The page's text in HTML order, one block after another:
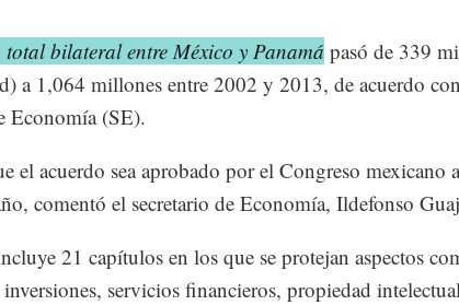
bilateral entre México y Panamá pasó de 339
a 1,064 millones entre 2002 y 2013, de acuerdo
Economía (SE).
el acuerdo sea aprobado por el Congreso mexicano
comentó el secretario de Economía, Ildefonso
21 capítulos en los que se protejan aspectos
inversiones, servicios financieros, propiedad